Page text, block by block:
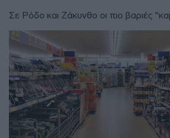
Σε Ρόδο και Ζάκυνθο οι πιο βαριές